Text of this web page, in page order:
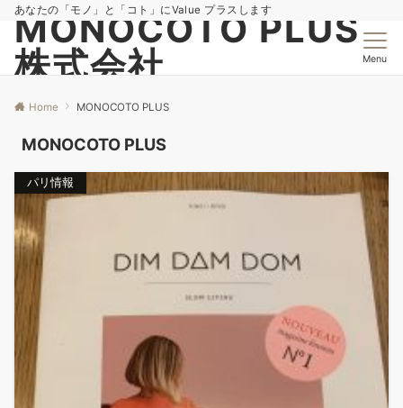
あなたの「モノ」と「コト」にValue プラスします
MONOCOTO PLUS
株式会社
Menu
Home MONOCOTO PLUS
MONOCOTO PLUS
パリ情報